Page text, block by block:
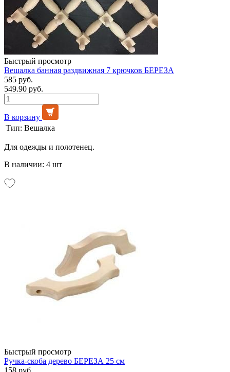
Быстрый просмотр
Вешалка банная раздвижная 7 крючков БЕРЕЗА
585 руб.
549.90 руб.
В корзину
Тип: Вешалка
Для одежды и полотенец.
В наличии: 4 шт
Быстрый просмотр
Ручка-скоба дерево БЕРЕЗА 25 см
158 руб.